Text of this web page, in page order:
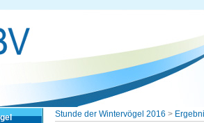
Stunde der Wintervögel 2016 >